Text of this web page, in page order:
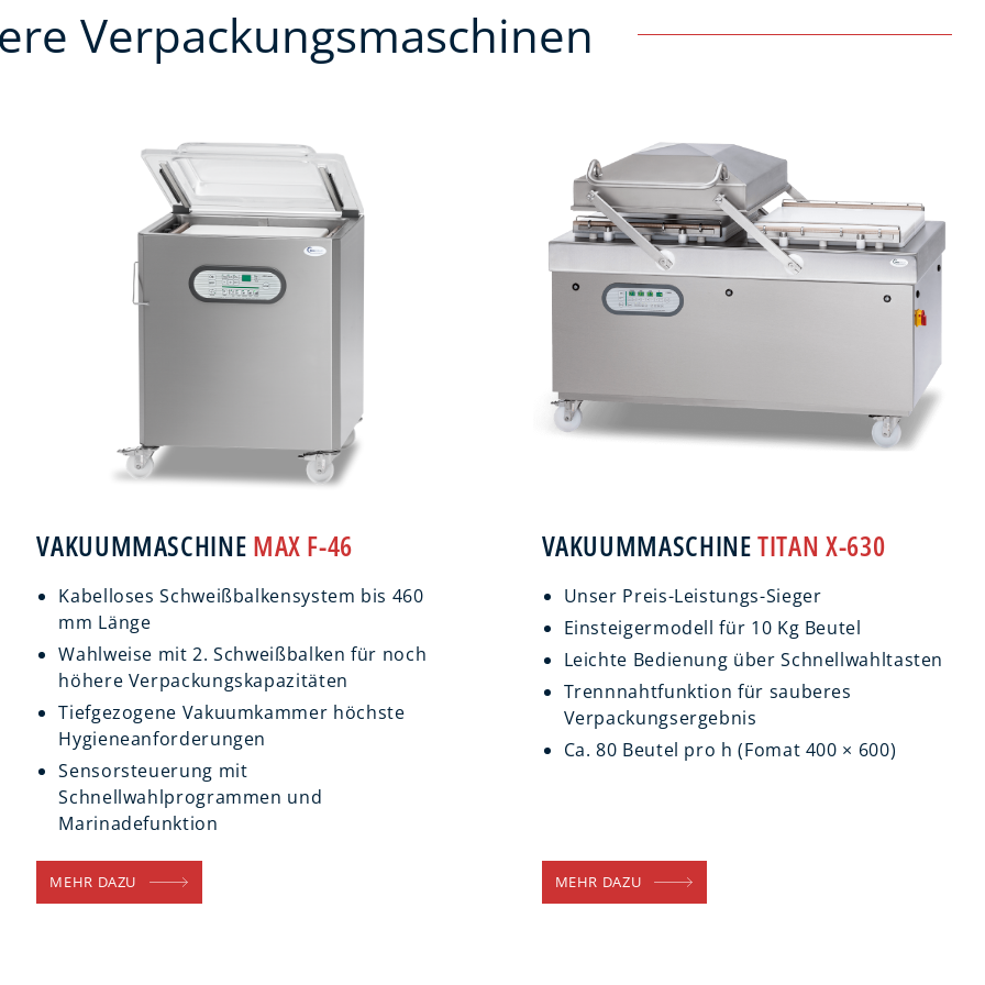
Verpackungsmaschinen
VAKUUMMASCHINE MAX F-46
Kabelloses Schweißbalkensystem bis 460
mm Länge
Wahlweise mit 2. Schweißbalken für noch
höhere Verpackungskapazitäten
Tiefgezogene Vakuumkammer höchste
Hygieneanforderungen
Sensorsteuerung mit
Schnellwahlprogrammen und
Marinadefunktion
MEHR DAZU
VAKUUMMASCHINETITAN X-630
Unser Preis-Leistungs-Sieger
Einsteigermodell für 10 Kg Beutel
Leichte Bedienung über Schnellwahltasten
Trennnahtfunktion für sauberes
Verpackungsergebnis
Ca. 80 Beutel pro h (Fomat 400 × 600)
MEHR DAZU